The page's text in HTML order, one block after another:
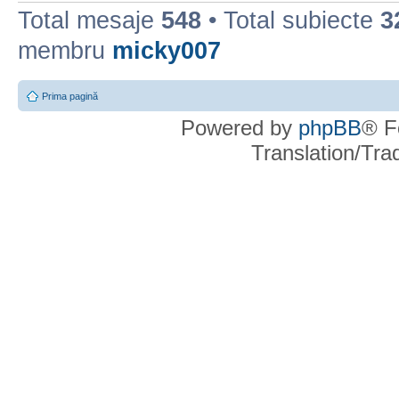
Total mesaje 548 • Total subiecte
membru micky007
Prima pagină
Powered by phpBB®
Translation/